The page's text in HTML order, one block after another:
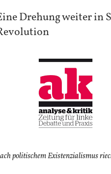
Drehung weiter in
politischem Existenzialismus